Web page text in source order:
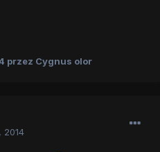
przez Cygnus olor
2014